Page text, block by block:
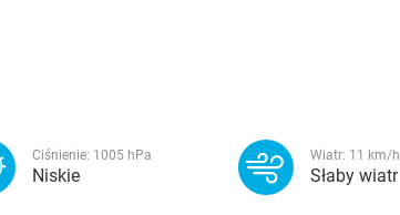
Ciśnienie: 1005 hPa
Niskie
Wiatr: 11 km/h
Słaby wiatr